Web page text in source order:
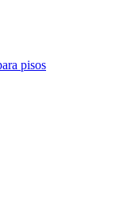
pisos